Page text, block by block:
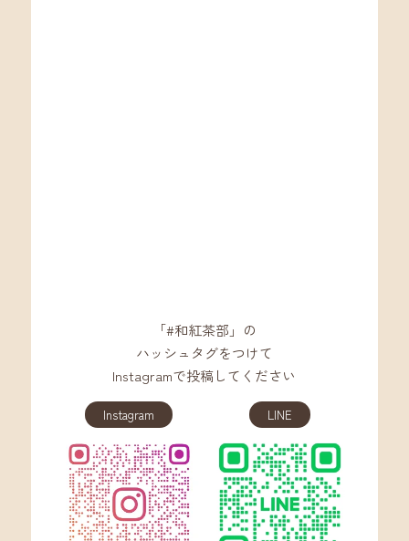
「#和紅茶部」の
ハッシュタグをつけて
Instagramで投稿してください
Instagram LINE